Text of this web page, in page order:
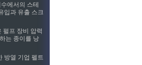
에서의 스테
입과 유출 스크
펄프 장비 압력
는 종이를 낭
방열 기업 펠트